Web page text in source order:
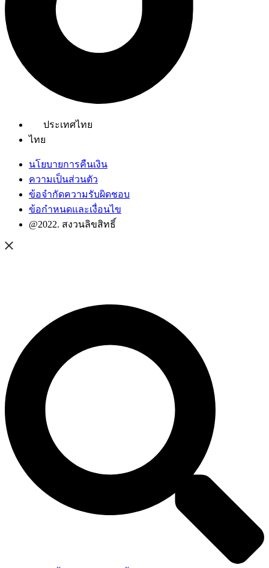
ประเทศไทย
ไทย
นโยบายการคืนเงิน
ความเป็นส่วนตัว
ข้อจำกัดความรับผิดชอบ
ข้อกำหนดและเงื่อนไข
@2022. สงวนลิขสิทธิ์